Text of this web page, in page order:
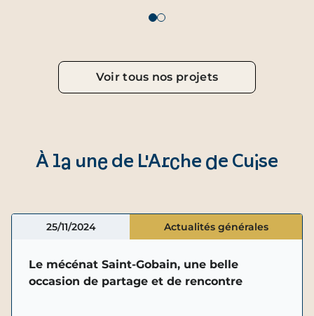
Voir tous nos projets
À la une de L'Arche de Cuise
25/11/2024 Actualités générales
Le mécénat Saint-Gobain, une belle
occasion de partage et de rencontre